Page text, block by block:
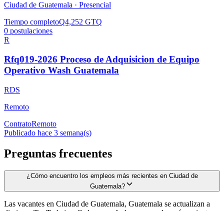
Ciudad de Guatemala · Presencial
Tiempo completoQ4,252 GTQ
0 postulaciones
R
Rfq019-2026 Proceso de Adquisicion de Equipo
Operativo Wash Guatemala
RDS
Remoto
ContratoRemoto
Publicado hace 3 semana(s)
Preguntas frecuentes
¿Cómo encuentro los empleos más recientes en Ciudad de
Guatemala?
Las vacantes en Ciudad de Guatemala, Guatemala se actualizan a